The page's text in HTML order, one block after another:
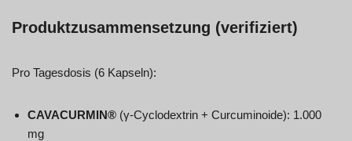
Produktzusammensetzung (verifiziert)
Pro Tagesdosis (6 Kapseln):
CAVACURMIN® (γ-Cyclodextrin + Curcuminoide): 1.000
mg